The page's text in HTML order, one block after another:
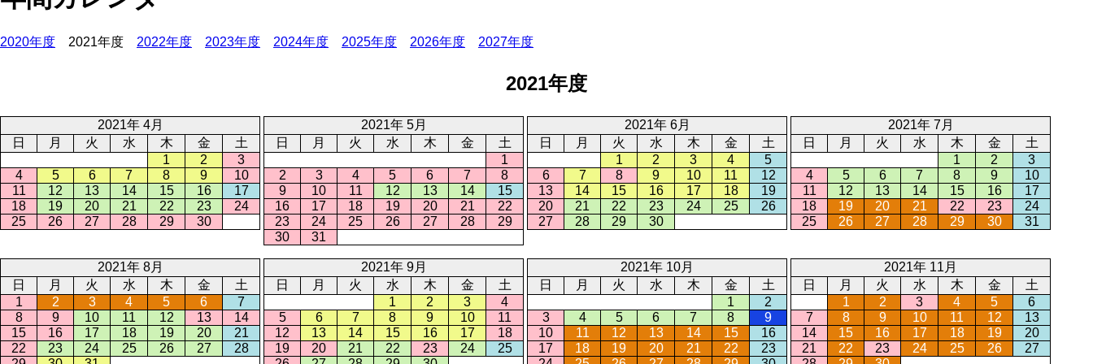
2020年度 2021年度 2022年度 2023年度 2024年度 2025年度 2026年度 2027年度
2021年度
2021年 4月
日
月 火 水 木 金
土
1
2
3
4
5 6 7 8 9
10
11
12 13 14 15 16
17
18
19 20 21 22 23
24
25
26 27 28 29 30
2021年 5月
日
月 火 水 木 金
土
1
2
3 4 5 6 7
8
9
10 11 12 13 14
15
16
17 18 19 20 21
22
23
24 25 26 27 28
29
30
31
2021年 6月
日
月 火 水 木 金
土
1
2 3 4
5
6
7 8 9 10 11
12
13
14 15 16 17 18
19
20
21 22 23 24 25
26
27
28 29 30
2021年 7月
日
月 火 水 木 金
土
1
2
3
4
5 6 7 8 9
10
11
12 13 14 15 16
17
18
19 20 21 22 23
24
25
26 27 28 29 30 31
2021年 8月
日
月 火 水 木 金
土
1
2 3 4 5 6
7
8
9 10 11 12 13
14
15
16 17 18 19 20
21
22
23 24 25 26 27
28
2021年 9月
日
月 火 水 木 金
土
1
2 3
4
5
6 7 8 9 10
11
12
13 14 15 16 17
18
19
20 21 22 23 24
25
2021年 10月
日
月 火 水 木 金
土
1
2
3
4 5 6 7 8
9
10
11 12 13 14 15
16
17
18 19 20 21 22
23
2021年 11月
日
月 火 水 木 金
土
1
2 3 4 5
6
7
8 9 10 11 12
13
14
15 16 17 18 19
20
21
22 23 24 25 26
27